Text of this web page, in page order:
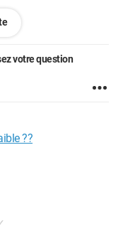
votre question
??